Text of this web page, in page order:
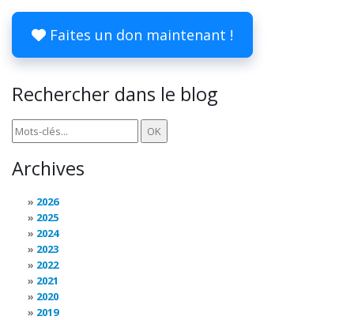
Faites un don maintenant !
Rechercher dans le blog
Archives
2026
2025
2024
2023
2022
2021
2020
2019